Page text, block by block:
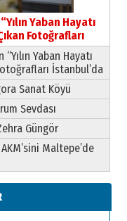
Şirin’e
Yaban Hayatı
Fotoğrafları
Yaban Hayatı
İstanbul’da
Sanat Köyü
Sevdası
Güngör
Maltepe’de